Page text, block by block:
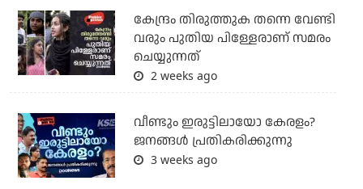
കേന്ദ്രം തിരുത്തുക തന്നെ വേണ്ടി
വരും പുതിയ പിള്ളേരാണ് സമരം
ചെയ്യുന്നത്
2 weeks ago
വീണ്ടും ഇരുട്ടിലായോ കേരളം?
ജനങ്ങൾ പ്രതികരിക്കുന്നു
3 weeks ago